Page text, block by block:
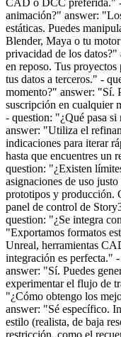
animación?" answer:
estáticas. Puedes
Blender, Maya o tu
privacidad de los
en reposo. Tus
tus datos a terceros." -
momento?" answer: "Sí.
suscripción en cualquier
- question: "¿Qué pasa
answer: "Utiliza el
indicaciones para iterar
hasta que encuentres un
question: "¿Existen
asignaciones de uso
prototipos y producción.
panel de control de
question: "¿Se integra
"Exportamos formatos
Unreal, herramientas
integración es perfecta."
answer: "Sí. Puedes
experimentar el flujo de
"¿Cómo obtengo los
answer: "Sé específico.
estilo (realista, de baja
restricción, como el